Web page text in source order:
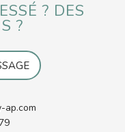
? DES
?
ap.com